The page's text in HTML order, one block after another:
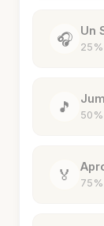
🎧 Un
🎵
🏅